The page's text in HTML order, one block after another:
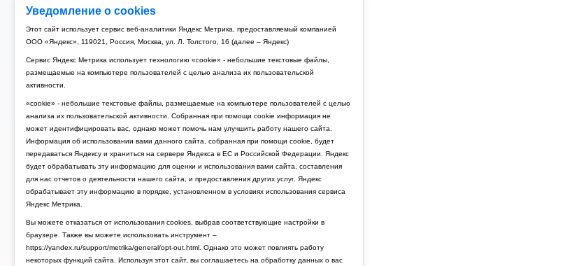
Уведомление о cookies
Этот сайт использует сервис веб-аналитики Яндекс Метрика, предоставляемый компанией
ООО «Яндекс», 119021, Россия, Москва, ул. Л. Толстого, 16 (далее – Яндекс)
Сервис Яндекс Метрика использует технологию «cookie» - небольшие текстовые файлы,
размещаемые на компьютере пользователей с целью анализа их пользовательской
активности.
«cookie» - небольшие текстовые файлы, размещаемые на компьютере пользователей с целью
анализа их пользовательской активности. Собранная при помощи cookie информация не
может идентифицировать вас, однако может помочь нам улучшить работу нашего сайта.
Информация об использовании вами данного сайта, собранная при помощи cookie, будет
передаваться Яндексу и храниться на сервере Яндекса в ЕС и Российской Федерации. Яндекс
будет обрабатывать эту информацию для оценки и использования вами сайта, составления
для нас отчетов о деятельности нашего сайта, и предоставления других услуг. Яндекс
обрабатывает эту информацию в порядке, установленном в условиях использования сервиса
Яндекс Метрика.
Вы можете отказаться от использования cookies, выбрав соответствующие настройки в
браузере. Также вы можете использовать инструмент –
https://yandex.ru/support/metrika/general/opt-out.html. Однако это может повлиять работу
некоторых функций сайта. Используя этот сайт, вы соглашаетесь на обработку данных о вас